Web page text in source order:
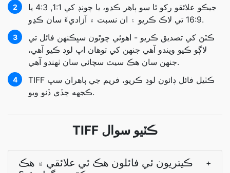
2
جيڪو علائقو رکو ٿا سو ٻاهر ڪڍو، يا چونڊ کي 1:1, 4:3 يا
16:9 تي لاڪ ڪريو ۽ ان نسبت ۾ آزاديءَ سان ڪڍو.
3
ڪٽڻ کي تصديق ڪريو - اھوئي چوٿون سڀڪنھن فائل تي
لاڳو ڪيو ويندو آھي جنھن کي توھان اپ لوڊ ڪيو آھي،
جنھن سان ھڪ سيٽ سچائي سان ٺھندو آھي.
4
TIFF ڪٽيل فائل ڊائون لوڊ ڪريو، فريم جي ٻاهران سڀ
ڪجهه ڇڏي ڏنو ويو.
TIFF ڪٽيو سوال
ڪيتريون ئي فائلون ھڪ ئي علائقي ۾ ھڪ
+